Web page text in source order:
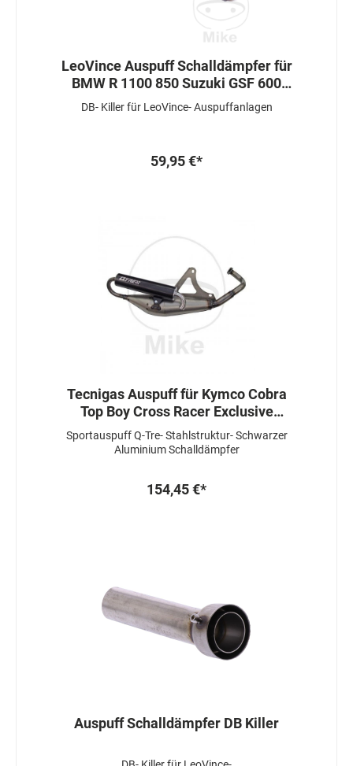
LeoVince Auspuff Schalldämpfer für
BMW R 1100 850 Suzuki GSF 600
Bandit U
DB- Killer für LeoVince- Auspuffanlagen
59,95 €*
Tecnigas Auspuff für Kymco Cobra
Top Boy Cross Racer Exclusive
Heroism Yup
Sportauspuff Q-Tre- Stahlstruktur- Schwarzer
Aluminium Schalldämpfer
154,45 €*
Auspuff Schalldämpfer DB Killer